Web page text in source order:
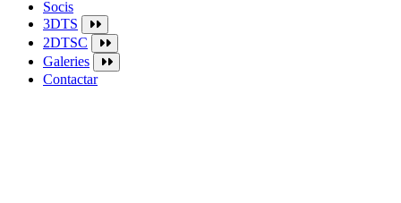
Socis
3DTS
2DTSC
Galeries
Contactar